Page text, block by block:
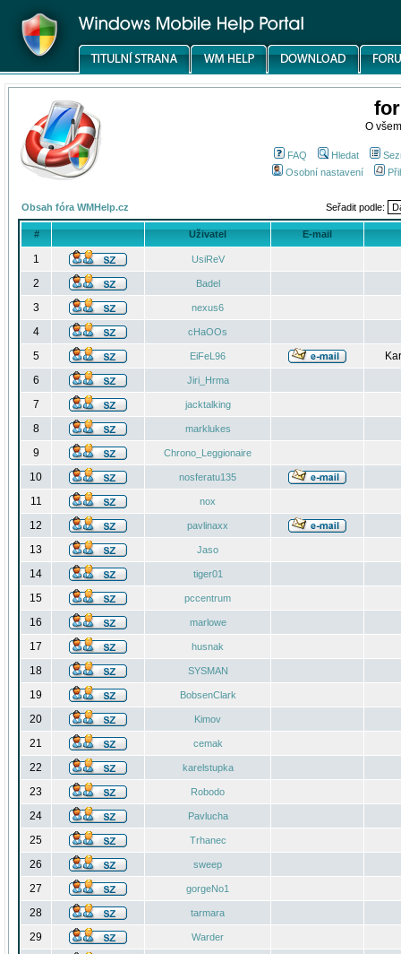
O
FAQ Hledat
Osobní nastavení
Obsah fóra WMHelp.cz Seřadit podle:
# Uživatel E-mail
1 UsiReV
2 Badel
3 nexus6
4 cHaOOs
5 EiFeL96
6
Jiri_Hrma
7 jacktalking
8 marklukes
9 Chrono_Leggionaire
10 nosferatu135
11 nox
12 pavlinaxx
13 Jaso
14 tiger01
15 pccentrum
16 marlowe
17 husnak
18 SYSMAN
19 BobsenClark
20 Kimov
21 cemak
22 karelstupka
23 Robodo
24 Pavlucha
25 Trhanec
26 sweep
27 gorgeNo1
28 tarmara
29 Warder